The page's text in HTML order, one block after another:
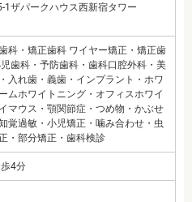
1ザパークハウス西新宿タワー
科・矯正歯科 ワイヤー矯正・矯正歯
歯科・予防歯科・歯科口腔外科・美
入れ歯・義歯・インプラント・ホワ
ムホワイトニング・オフィスホワイ
マウス・顎関節症・つめ物・かぶせ
覚過敏・小児矯正・噛み合わせ・虫
・部分矯正・歯科検診
4分